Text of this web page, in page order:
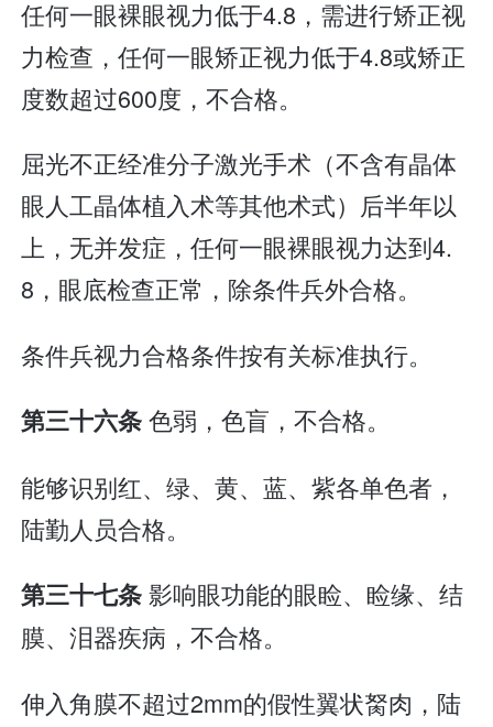
任何一眼裸眼视力低于4.8，需进行矫正视
力检查，任何一眼矫正视力低于4.8或矫正
度数超过600度，不合格。
屈光不正经准分子激光手术（不含有晶体
眼人工晶体植入术等其他术式）后半年以
上，无并发症，任何一眼裸眼视力达到4.
8，眼底检查正常，除条件兵外合格。
条件兵视力合格条件按有关标准执行。
第三十六条色弱，色盲，不合格。
能够识别红、绿、黄、蓝、紫各单色者，
陆勤人员合格。
第三十七条影响眼功能的眼睑、睑缘、结
膜、泪器疾病，不合格。
伸入角膜不超过2mm的假性翼状胬肉，陆